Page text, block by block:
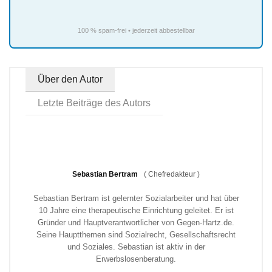
100 % spam-frei • jederzeit abbestellbar
Über den Autor
Letzte Beiträge des Autors
Sebastian Bertram ( Chefredakteur )
Sebastian Bertram ist gelernter Sozialarbeiter und hat über
10 Jahre eine therapeutische Einrichtung geleitet. Er ist
Gründer und Hauptverantwortlicher von Gegen-Hartz.de.
Seine Hauptthemen sind Sozialrecht, Gesellschaftsrecht
und Soziales. Sebastian ist aktiv in der
Erwerbslosenberatung.